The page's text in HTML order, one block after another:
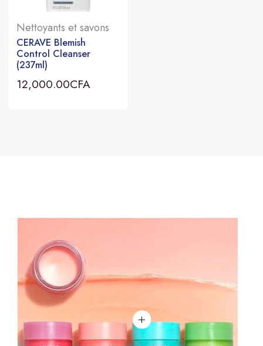
Nettoyants et savons
CERAVE Blemish
Control Cleanser
(237ml)
12,000.00CFA